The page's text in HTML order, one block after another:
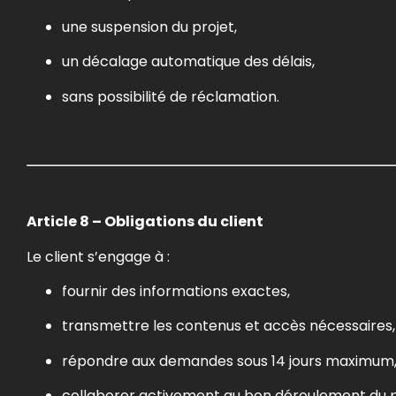
une suspension du projet,
un décalage automatique des délais,
sans possibilité de réclamation.
Article 8 – Obligations du client
Le client s’engage à :
fournir des informations exactes,
transmettre les contenus et accès nécessaires,
répondre aux demandes sous 14 jours maximum,